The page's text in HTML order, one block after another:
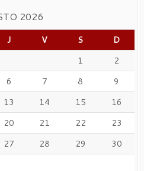
2026
J V S
D
1
2
6 7 8
9
13 14 15
16
20 21 22
23
27 28 29
30